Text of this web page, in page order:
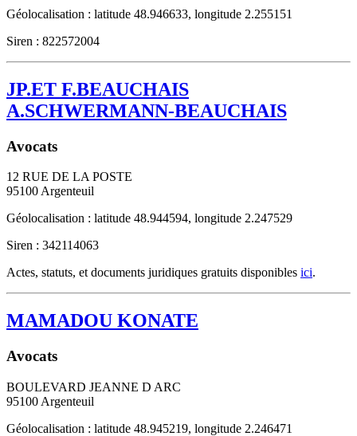
Géolocalisation : latitude 48.946633, longitude 2.255151
Siren : 822572004
JP.ET F.BEAUCHAIS
A.SCHWERMANN-BEAUCHAIS
Avocats
12 RUE DE LA POSTE
95100 Argenteuil
Géolocalisation : latitude 48.944594, longitude 2.247529
Siren : 342114063
Actes, statuts, et documents juridiques gratuits disponibles ici.
MAMADOU KONATE
Avocats
BOULEVARD JEANNE D ARC
95100 Argenteuil
Géolocalisation : latitude 48.945219, longitude 2.246471